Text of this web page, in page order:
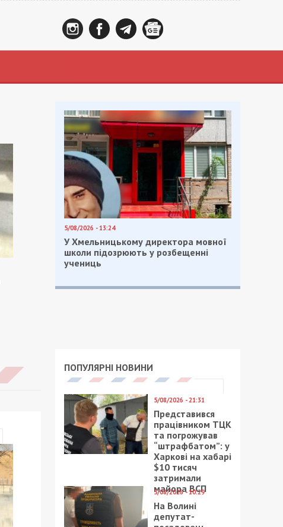
5/08/2026 - 13:24
У Хмельницькому директора мовної
школи підозрюють у розбещенні
учениць
ПОПУЛЯРНІ НОВИНИ
5/08/2026 - 21:31
Представився
працівником ТЦК
та погрожував
“штрафбатом”: у
Харкові на хабарі
$10 тисяч
затримали
майора ВСП
5/08/2026 - 10:29
На Волині
депутат-